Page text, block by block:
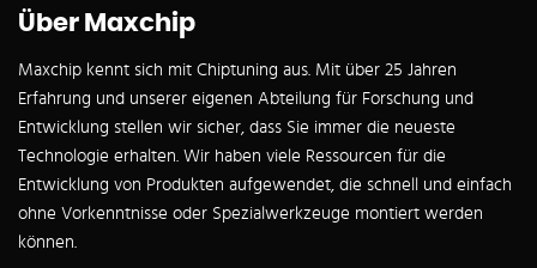
Über Maxchip
Maxchip kennt sich mit Chiptuning aus. Mit über 25 Jahren
Erfahrung und unserer eigenen Abteilung für Forschung und
Entwicklung stellen wir sicher, dass Sie immer die neueste
Technologie erhalten. Wir haben viele Ressourcen für die
Entwicklung von Produkten aufgewendet, die schnell und einfach
ohne Vorkenntnisse oder Spezialwerkzeuge montiert werden
können.